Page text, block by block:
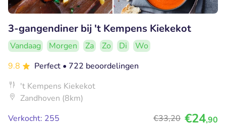
3-gangendiner bij 't Kempens Kiekekot
Vandaag Morgen Za Zo Di
Wo
9.8
Perfect • 722 beoordelingen
't Kempens Kiekekot
Zandhoven (8km)
Verkocht: 255
€33,20 €24,90